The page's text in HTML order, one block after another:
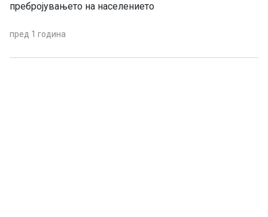
пребројувањето на населението
пред 1 година